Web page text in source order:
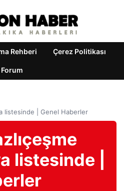
Rehberi Çerez Politikası
Forum
listesinde | Genel Haberler
listesinde |